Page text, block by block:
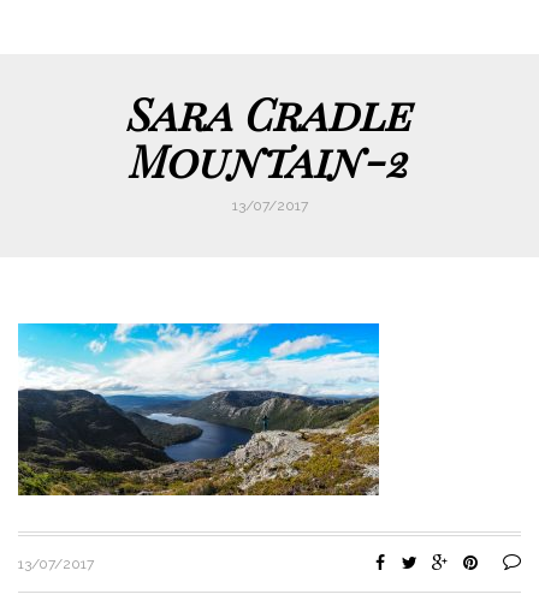
Sara Cradle
Mountain-2
13/07/2017
13/07/2017